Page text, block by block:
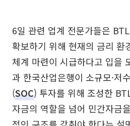
6일 관련 업계 전문가들은
확보하기 위해 현재의 금리 환
체계 마련이 시급하다고 입을
과 한국산업은행이 소규모·저
(SOC) 투자를 위해 조성한
자금의 역할을 넘어 민간자금